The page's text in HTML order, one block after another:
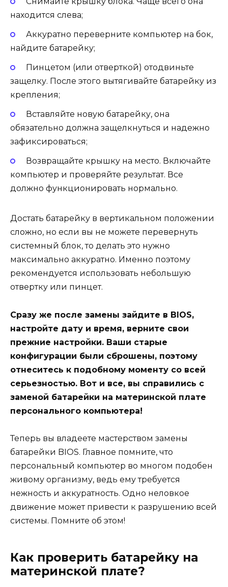
находится слева;
Аккуратно переверните компьютер на бок,
найдите батарейку;
Пинцетом (или отверткой) отодвиньте
защелку. После этого вытягивайте батарейку из
крепления;
Вставляйте новую батарейку, она
обязательно должна защелкнуться и надежно
зафиксироваться;
Возвращайте крышку на место. Включайте
компьютер и проверяйте результат. Все
должно функционировать нормально.
Достать батарейку в вертикальном положении
сложно, но если вы не можете перевернуть
системный блок, то делать это нужно
максимально аккуратно. Именно поэтому
рекомендуется использовать небольшую
отвертку или пинцет.
Сразу же после замены зайдите в BIOS,
настройте дату и время, верните свои
прежние настройки. Ваши старые
конфигурации были сброшены, поэтому
отнеситесь к подобному моменту со всей
серьезностью. Вот и все, вы справились с
заменой батарейки на материнской плате
персонального компьютера!
Теперь вы владеете мастерством замены
батарейки BIOS. Главное помните, что
персональный компьютер во многом подобен
живому организму, ведь ему требуется
нежность и аккуратность. Одно неловкое
движение может привести к разрушению всей
системы. Помните об этом!
Как проверить батарейку на
материнской плате?